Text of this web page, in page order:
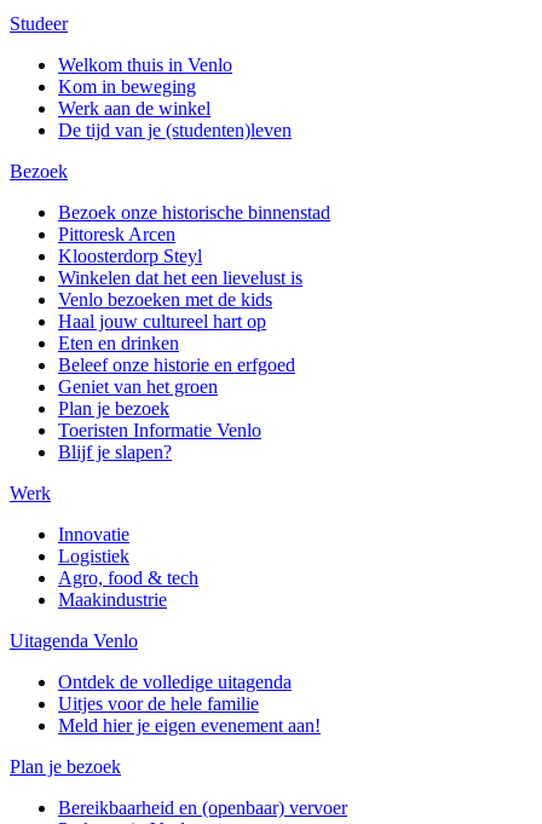
Studeer
Welkom thuis in Venlo
Kom in beweging
Werk aan de winkel
De tijd van je (studenten)leven
Bezoek
Bezoek onze historische binnenstad
Pittoresk Arcen
Kloosterdorp Steyl
Winkelen dat het een lievelust is
Venlo bezoeken met de kids
Haal jouw cultureel hart op
Eten en drinken
Beleef onze historie en erfgoed
Geniet van het groen
Plan je bezoek
Toeristen Informatie Venlo
Blijf je slapen?
Werk
Innovatie
Logistiek
Agro, food & tech
Maakindustrie
Uitagenda Venlo
Ontdek de volledige uitagenda
Uitjes voor de hele familie
Meld hier je eigen evenement aan!
Plan je bezoek
Bereikbaarheid en (openbaar) vervoer